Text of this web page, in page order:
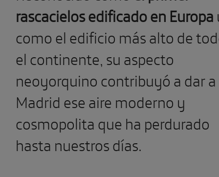
rascacielos edificado en Europa
como el edificio más alto de
el continente, su aspecto
neoyorquino contribuyó a dar a
Madrid ese aire moderno y
cosmopolita que ha perdurado
hasta nuestros días.